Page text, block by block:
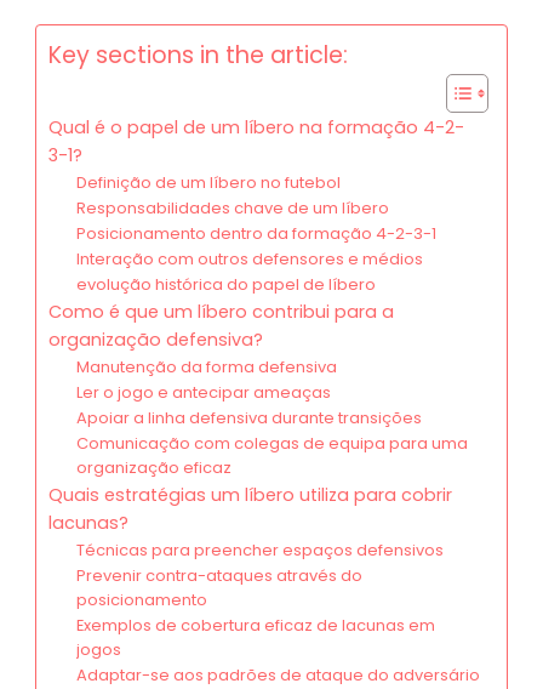
Key sections in the article:
Qual é o papel de um líbero na formação 4-2-
3-1?
Definição de um líbero no futebol
Responsabilidades chave de um líbero
Posicionamento dentro da formação 4-2-3-1
Interação com outros defensores e médios
evolução histórica do papel de líbero
Como é que um líbero contribui para a
organização defensiva?
Manutenção da forma defensiva
Ler o jogo e antecipar ameaças
Apoiar a linha defensiva durante transições
Comunicação com colegas de equipa para uma
organização eficaz
Quais estratégias um líbero utiliza para cobrir
lacunas?
Técnicas para preencher espaços defensivos
Prevenir contra-ataques através do
posicionamento
Exemplos de cobertura eficaz de lacunas em
jogos
Adaptar-se aos padrões de ataque do adversário